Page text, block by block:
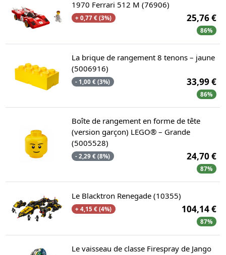
1970 Ferrari 512 M (76906)
+ 0,77 € (3%) 25,76 €
86%
La brique de rangement 8 tenons – jaune
(5006916)
- 1,00 € (3%) 33,99 €
86%
Boîte de rangement en forme de tête
(version garçon) LEGO® – Grande
(5005528)
- 2,29 € (8%) 24,70 €
87%
Le Blacktron Renegade (10355)
+ 4,15 € (4%) 104,14 €
87%
Le vaisseau de classe Firespray de Jango